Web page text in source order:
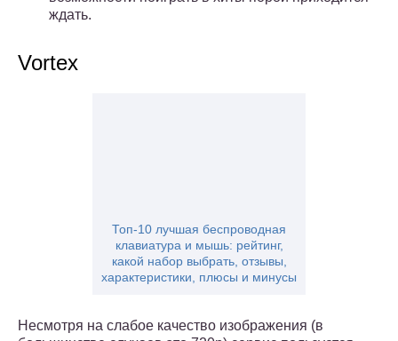
ждать.
Vortex
Топ-10 лучшая беспроводная
клавиатура и мышь: рейтинг,
какой набор выбрать, отзывы,
характеристики, плюсы и минусы
Несмотря на слабое качество изображения (в